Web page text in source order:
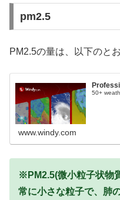
pm2.5
PM2.5の量は、以下のと
50+
www.windy.com
※PM2.5(微小粒子状物
常に小さな粒子で、肺